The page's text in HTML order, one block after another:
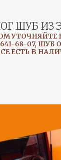
ШУБ ИЗ
68-07,
ЕСТЬ В